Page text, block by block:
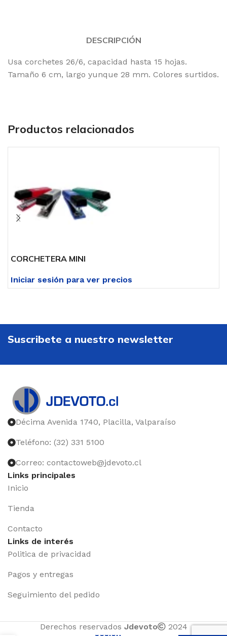
DESCRIPCIÓN
Usa corchetes 26/6, capacidad hasta 15 hojas.
Tamaño 6 cm, largo yunque 28 mm. Colores surtidos.
Productos relacionados
CORCHETERA MINI
Iniciar sesión para ver precios
Suscribete a nuestro newsletter
Décima Avenida 1740, Placilla, Valparaíso
Teléfono: (32) 331 5100
Correo: contactoweb@jdevoto.cl
Links principales
Inicio
Tienda
Contacto
Links de interés
Politica de privacidad
Pagos y entregas
Seguimiento del pedido
Derechos reservados Jdevoto 2024
Iniciar
sesión